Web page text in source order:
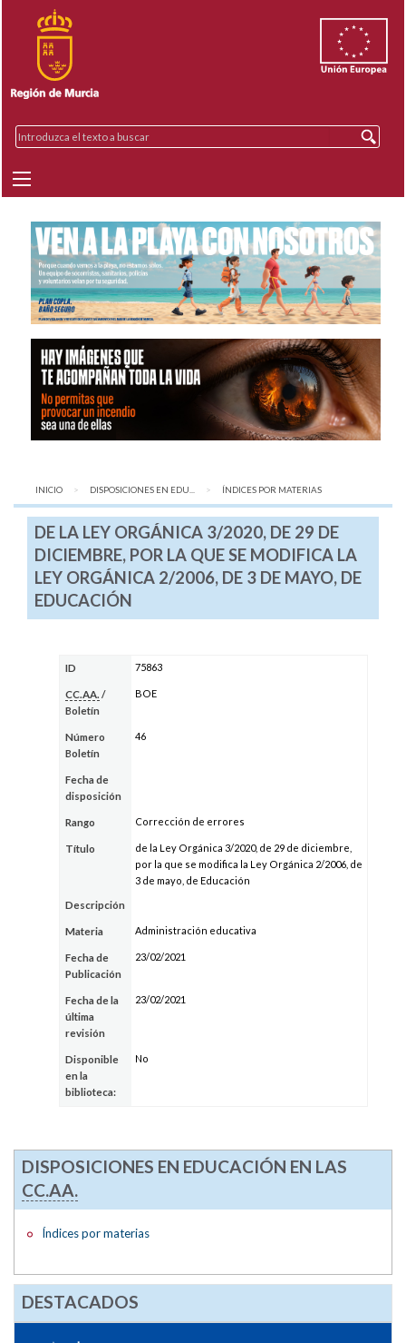
INICIO DISPOSICIONES EN EDU... AQUÍ:
ÍNDICES POR MATERIAS
DE LA LEY ORGÁNICA 3/2020, DE 29 DE
DICIEMBRE, POR LA QUE SE MODIFICA LA
LEY ORGÁNICA 2/2006, DE 3 DE MAYO, DE
EDUCACIÓN
ID 75863
CC.AA. /
Boletín
BOE
Número
Boletín
46
Fecha de
disposición
Rango Corrección de errores
Título
de la Ley Orgánica 3/2020, de 29 de diciembre,
por la que se modifica la Ley Orgánica 2/2006, de
3 de mayo, de Educación
Descripción
Materia Administración educativa
Fecha de
Publicación
23/02/2021
Fecha de la
última
revisión
23/02/2021
Disponible
en la
biblioteca:
No
DISPOSICIONES EN EDUCACIÓN EN LAS
CC.AA.
Índices por materias
DESTACADOS